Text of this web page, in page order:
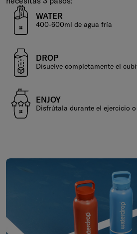
WATER
400-600ml de agua fría
DROP
Disuelve completamente el
ENJOY
Disfrútala durante el ejercicio